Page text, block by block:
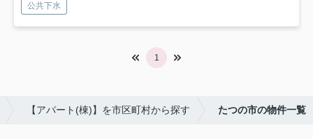
公共下水
1
【アパート(棟)】を市区町村から探す たつの市の物件一覧